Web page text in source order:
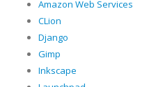
Amazon Web Services
CLion
Django
Gimp
Inkscape